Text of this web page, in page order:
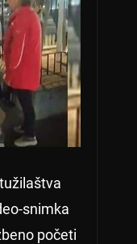
snimka
početi